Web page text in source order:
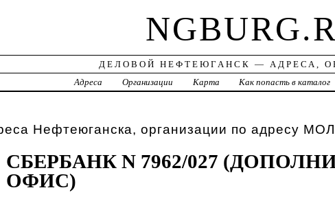
ДЕЛОВОЙ НЕФТЕЮГАНСК — АДРЕСА,
Адреса
Организации Карта Как попасть в каталог
Нефтеюганска, организации по адресу
СБЕРБАНК N 7962/027
ОФИС)